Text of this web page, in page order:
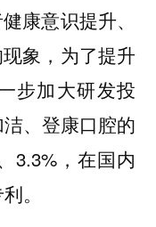
康意识提升、
象，为了提升
步加大研发投
、登康口腔的
3.3%，在国内
。